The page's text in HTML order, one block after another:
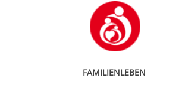
FAMILIENLEBEN